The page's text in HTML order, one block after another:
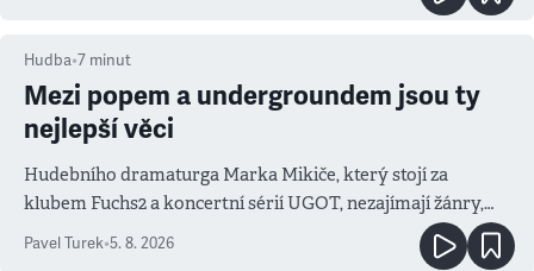
Hudba•7 minut
Mezi popem a undergroundem jsou ty
nejlepší věci
Hudebního dramaturga Marka Mikiče, který stojí za
klubem Fuchs2 a koncertní sérií UGOT, nezajímají žánry,
ale atmosféra
Pavel Turek•5. 8. 2026